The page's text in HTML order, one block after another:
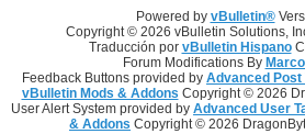
Powered by vBulletin®
Copyright © 2026 vBulletin Solutions,
Traducción por vBulletin Hispano
Forum Modifications By
Feedback Buttons provided by Advanced Post
vBulletin Mods & Addons Copyright © 2026
User Alert System provided by Advanced User
& Addons Copyright © 2026